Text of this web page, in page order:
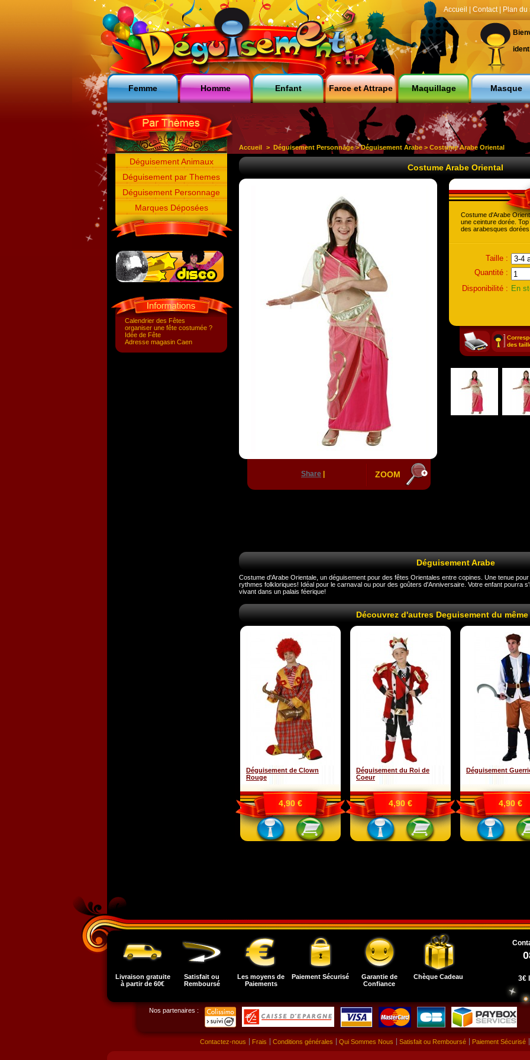
Accueil | Contact | Plan du
Femme Homme Enfant Farce et Attrape Maquillage Masque
Déguisement Animaux
Déguisement par Themes
Déguisement Personnage
Marques Déposées
Calendrier des Fêtes
organiser une fête costumée ?
Idée de Fête
Adresse magasin Caen
Accueil > Déguisement Personnage>Déguisement Arabe > Costume Arabe Oriental
Costume Arabe Oriental
Share ZOOM
Costume d'Arabe
une ceinture dorée.
des arabesques
Taille :
Quantité :
Disponibilité : En
Déguisement Arabe
Costume d'Arabe Orientale, un déguisement pour des fêtes Orientales entre copines. Une tenue
rythmes folkloriques! Idéal pour le carnaval ou pour des goûters d'Anniversaire. Votre enfant pourra
vivant dans un palais féerique!
Découvrez d'autres Deguisement du même
Déguisement de Clown
Rouge
4,90 €
Déguisement du Roi de
Coeur
4,90 €
Déguisement
4,90 €
Livraison gratuite
à partir de 60€
Satisfait ou
Remboursé
Les moyens de
Paiements
Paiement Sécurisé
Garantie de
Confiance
Chèque Cadeau 3€
Nos partenaires :
Contactez-nous Frais Conditions générales Qui Sommes Nous Satisfait ou Remboursé Paiement Sécurisé